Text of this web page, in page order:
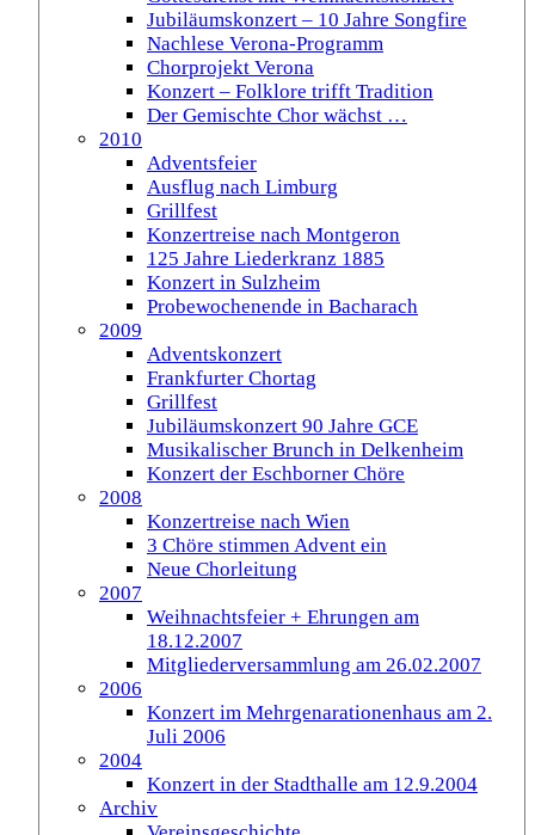
Jubiläumskonzert – 10 Jahre Songfire
Nachlese Verona-Programm
Chorprojekt Verona
Konzert – Folklore trifft Tradition
Der Gemischte Chor wächst …
2010
Adventsfeier
Ausflug nach Limburg
Grillfest
Konzertreise nach Montgeron
125 Jahre Liederkranz 1885
Konzert in Sulzheim
Probewochenende in Bacharach
2009
Adventskonzert
Frankfurter Chortag
Grillfest
Jubiläumskonzert 90 Jahre GCE
Musikalischer Brunch in Delkenheim
Konzert der Eschborner Chöre
2008
Konzertreise nach Wien
3 Chöre stimmen Advent ein
Neue Chorleitung
2007
Weihnachtsfeier + Ehrungen am
18.12.2007
Mitgliederversammlung am 26.02.2007
2006
Konzert im Mehrgenarationenhaus am 2.
Juli 2006
2004
Konzert in der Stadthalle am 12.9.2004
Archiv